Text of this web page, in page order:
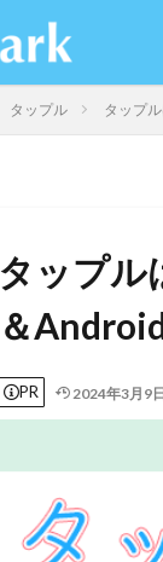
タップル タップ
タップル
＆
PR 2024年3月9日